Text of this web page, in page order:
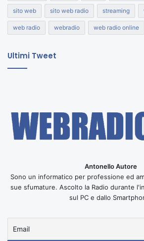
sito web sito web radio streaming
web radio webradio web radio online
Ultimi Tweet
Antonello Autore
Sono un informatico per professione ed
sue sfumature. Ascolto la Radio durante
sul PC e dallo